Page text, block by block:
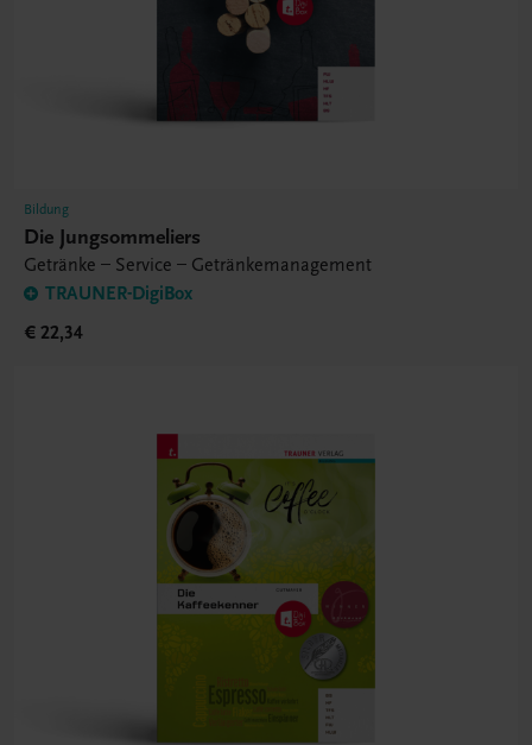
Bildung
Die Jungsommeliers
Getränke – Service – Getränkemanagement
TRAUNER-DigiBox
€ 22,34